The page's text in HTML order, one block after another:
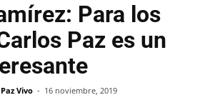
Para los
Paz es un
Vivo - 16 noviembre, 2019